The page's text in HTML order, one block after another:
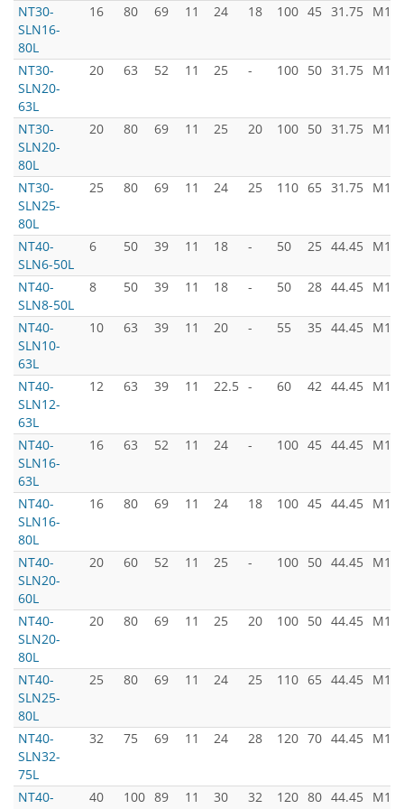
NT30-
SLN16-
80L
16 80 69 11 24 18 100 45 31.75
NT30-
SLN20-
63L
20 63 52 11 25 - 100 50 31.75
NT30-
SLN20-
80L
20 80 69 11 25 20 100 50 31.75
NT30-
SLN25-
80L
25 80 69 11 24 25 110 65 31.75
NT40-
SLN6-50L
6 50 39 11 18 - 50 25 44.45
NT40-
SLN8-50L
8 50 39 11 18 - 50 28 44.45
NT40-
SLN10-
63L
10 63 39 11 20 - 55 35 44.45
NT40-
SLN12-
63L
12 63 39 11 22.5 - 60 42 44.45
NT40-
SLN16-
63L
16 63 52 11 24 - 100 45 44.45
NT40-
SLN16-
80L
16 80 69 11 24 18 100 45 44.45
NT40-
SLN20-
60L
20 60 52 11 25 - 100 50 44.45
NT40-
SLN20-
80L
20 80 69 11 25 20 100 50 44.45
NT40-
SLN25-
80L
25 80 69 11 24 25 110 65 44.45
NT40-
SLN32-
75L
32 75 69 11 24 28 120 70 44.45
NT40-
40 100 89 11 30 32 120 80 44.45